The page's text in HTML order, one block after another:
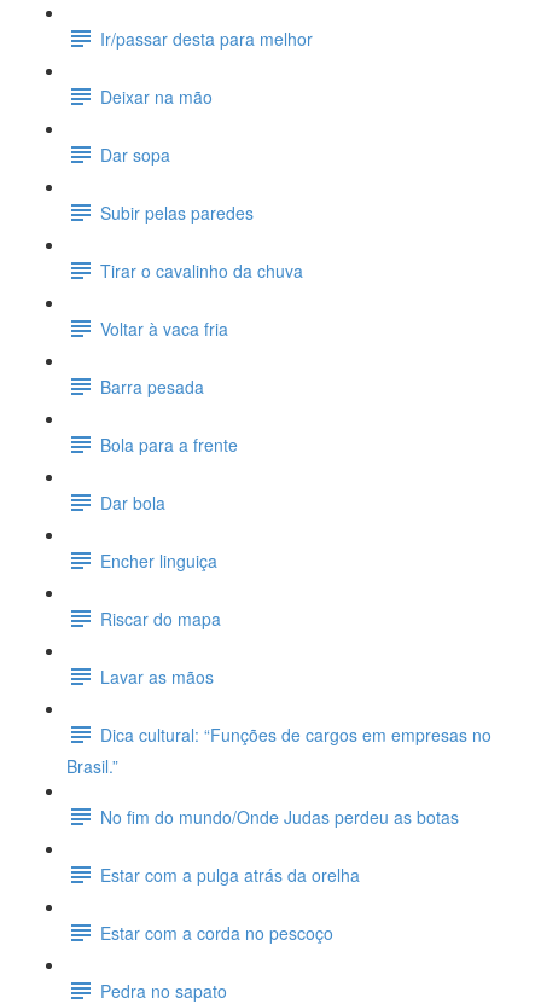
Ir/passar desta para melhor
Deixar na mão
Dar sopa
Subir pelas paredes
Tirar o cavalinho da chuva
Voltar à vaca fria
Barra pesada
Bola para a frente
Dar bola
Encher linguiça
Riscar do mapa
Lavar as mãos
Dica cultural: “Funções de cargos em empresas no
Brasil.”
No fim do mundo/Onde Judas perdeu as botas
Estar com a pulga atrás da orelha
Estar com a corda no pescoço
Pedra no sapato